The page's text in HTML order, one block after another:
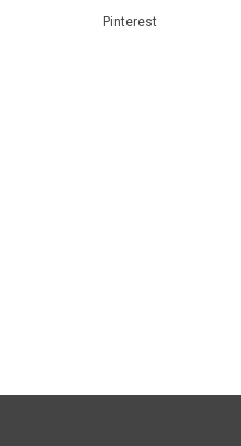
Pinterest